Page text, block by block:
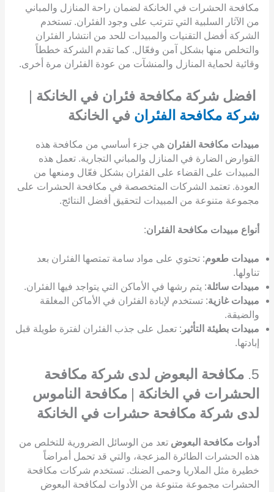
مكافحة الحشرات في الخانكة لضمان راحة المنازل والمباني
من الآثار السلبية التي تترتب على وجود الفئران. تستخدم
الشركة أفضل التقنيات والمبيدات للحد من انتشار الفئران
والتخلص منها بشكل آمن وفعّال. كما تقدم الشركة خططاً
وقائية لحماية المنازل والمنشآت من عودة الفئران مرة أخرى.
افضل شركة مكافحة فئران في الخانكة |
شركة مكافحة الفئران في الخانكة
مبيدات مكافحة الفئران هي جزء أساسي من مكافحة هذه
القوارض الضارة في المنازل والمباني التجارية. تعمل هذه
المبيدات على القضاء على الفئران بشكل فعّال ومنعها من
العودة. تعتمد الشركات المتخصصة في مكافحة الحشرات على
مجموعة متنوعة من المبيدات لتحقيق أفضل النتائج.
أنواع مبيدات مكافحة الفئران:
مبيدات طعوم: تحتوي على مواد سامة تمتصها الفئران بعد
تناولها.
مبيدات سائلة: يتم رشها في الأماكن التي يتواجد فيها الفئران.
مبيدات غازية: تستخدم لإبادة الفئران في الأماكن المغلقة
والضيقة.
مبيدات بطيئة التأثير : تعمل على جذب الفئران لفترة طويلة قبل
إبادتها.
5. مكافحة البعوض لدى شركة مكافحة
الحشرات في الخانكة | مكافحة الناموس
لدى شركة مكافحة حشرات في الخانكة
أدوات مكافحة البعوض تعد من الوسائل الضرورية للتخلص من
هذه الحشرات الطائرة المزعجة، والتي قد تحمل أمراضاً
خطيرة مثل الملاريا وحمى الضنك. تستخدم شركات مكافحة
الحشرات مجموعة متنوعة من الأدوات لمكافحة البعوض